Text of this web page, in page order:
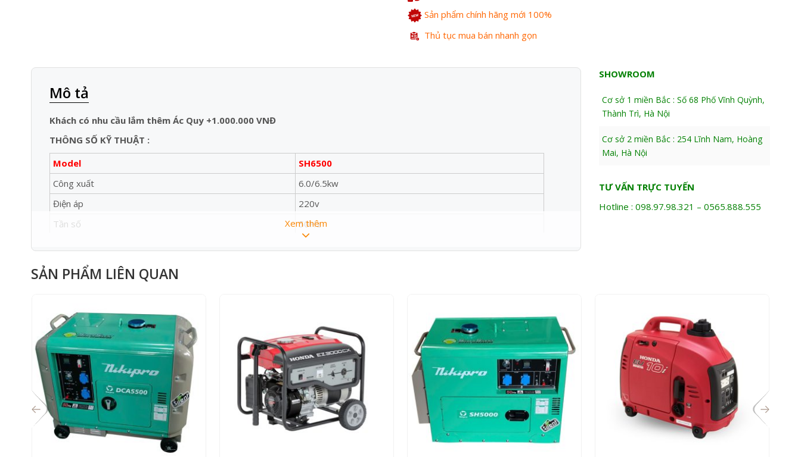
Sản phẩm chính hãng mới 100%
Thủ tục mua bán nhanh gọn
Mô tả
Khách có nhu cầu lắm thêm Ác Quy +1.000.000 VNĐ
THÔNG SỐ KỸ THUẬT :
Model
SH6500
Công xuất
6.0/6.5kw
Điện áp
220v
Tần số
50Hz
Động cơ
Xuất xứ
Trung Quốc
Thương Hiệu
Niki Pro
Xem thêm
SHOWROOM
Cơ sở 1 miền Bắc : Số 68 Phố Vĩnh Quỳnh,
Thành Trì, Hà Nội
Cơ sở 2 miền Bắc : 254 Lĩnh Nam, Hoàng
Mai, Hà Nội
TƯ VẤN TRỰC TUYẾN
Hotline : 098.97.98.321 – 0565.888.555
SẢN PHẨM LIÊN QUAN